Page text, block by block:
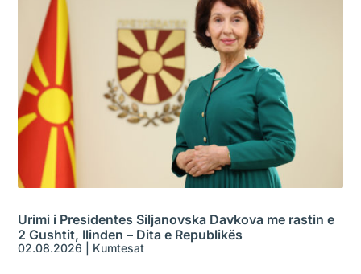
Urimi i Presidentes Siljanovska Davkova me rastin e
2 Gushtit, Ilinden – Dita e Republikës
02.08.2026 Kumtesat